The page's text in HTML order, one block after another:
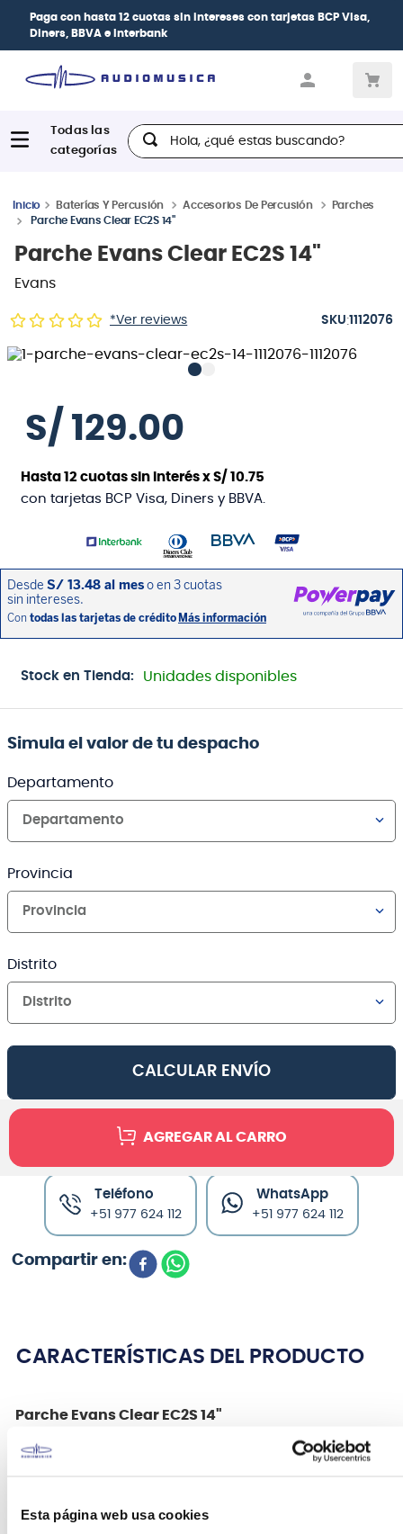
Esta página web usa cookies
Paga con hasta 12 cuotas sin intereses con tarjetas BCP Visa,
Diners, BBVA e Interbank
Hola, ¿qué estas buscando?
Baterías Y Percusión Accesorios De Percusión
Parches
Parche Evans Clear EC2S 14"
Parche Evans Clear EC2S 14"
Evans
*Ver reviews :1112076
S/ 129.00
Hasta12 cuotas sin interés xS/ 10.75
con tarjetas BCP Visa, Diners y BBVA.
Stock en Tienda: Unidades disponibles
Simula el valor de tu despacho
Departamento
Departamento
Provincia
Provincia
Distrito
Distrito
CALCULAR ENVÍO
AGREGAR AL CARRO
Canales de venta y asesoría
Teléfono
+51 977 624 112
WhatsApp
+51 977 624 112
CARACTERÍSTICAS DEL PRODUCTO
Parche Evans Clear EC2S 14"
La serie EVANS EC2S Clear contiene dos capas de
para cada tamaño de parche. Este parche cuenta